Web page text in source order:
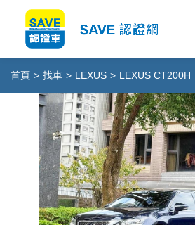
首頁 > 找車 > LEXUS > LEXUS CT200H